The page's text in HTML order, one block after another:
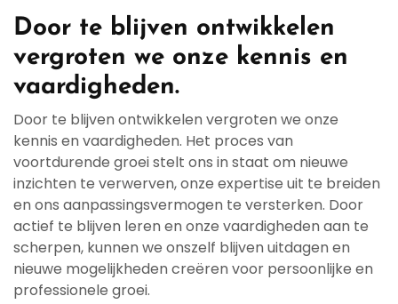
Door te blijven ontwikkelen
vergroten we onze kennis en
vaardigheden.
Door te blijven ontwikkelen vergroten we onze
kennis en vaardigheden. Het proces van
voortdurende groei stelt ons in staat om nieuwe
inzichten te verwerven, onze expertise uit te breiden
en ons aanpassingsvermogen te versterken. Door
actief te blijven leren en onze vaardigheden aan te
scherpen, kunnen we onszelf blijven uitdagen en
nieuwe mogelijkheden creëren voor persoonlijke en
professionele groei.